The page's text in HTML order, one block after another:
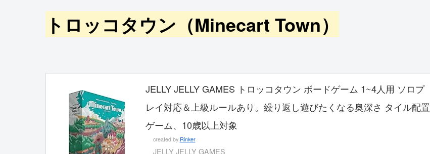
トロッコタウン（Minecart Town）
JELLY JELLY GAMES トロッコタウン ボードゲーム 1~4人用 ソロプ
レイ対応＆上級ルールあり。繰り返し遊びたくなる奥深さ タイル配置
ゲーム、10歳以上対象
created by Rinker
JELLY JELLY GAMES